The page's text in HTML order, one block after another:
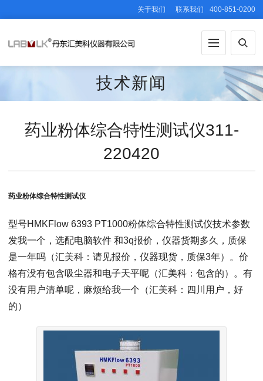
关于我们 联系我们 400-851-0200
技术新闻
药业粉体综合特性测试仪311-
220420
药业粉体综合特性测试仪
型号HMKFlow 6393 PT1000粉体综合特性测试仪技术参数
发我一个，选配电脑软件 和3q报价，仪器货期多久，质保
是一年吗（汇美科：请见报价，仪器现货，质保3年）。价
格有没有包含吸尘器和电子天平呢（汇美科：包含的）。有
没有用户清单呢，麻烦给我一个（汇美科：四川用户，好
的）